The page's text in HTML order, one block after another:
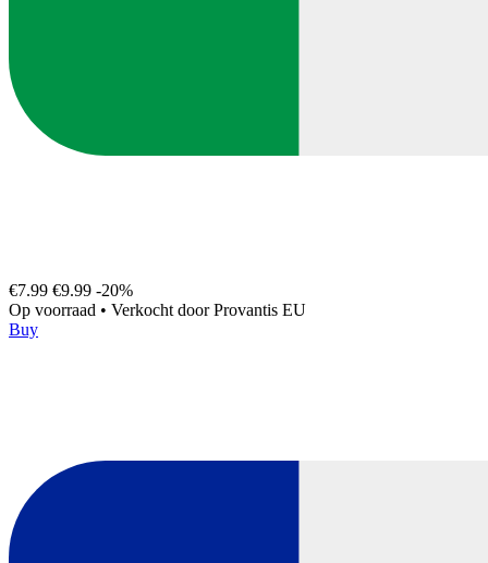
€7.99 €9.99 -20%
Op voorraad • Verkocht doorProvantis EU
Buy